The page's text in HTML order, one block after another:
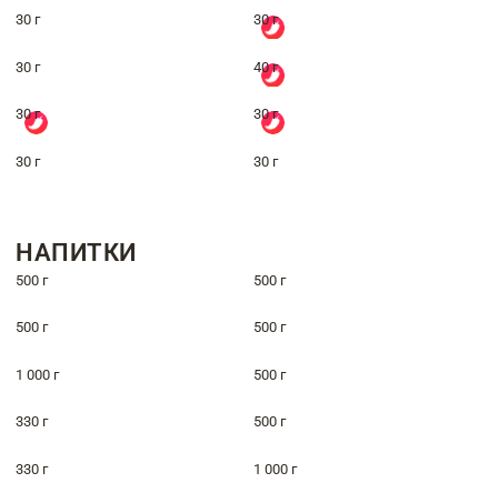
30 г 30 г
30 г 40 г
30 г 30 г
30 г 30 г
НАПИТКИ
500 г 500 г
500 г 500 г
1 000 г 500 г
330 г 500 г
330 г 1 000 г